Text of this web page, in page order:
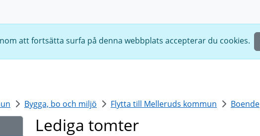
att fortsätta surfa på denna webbplats accepterar du cookies.
Bygga, bo och miljö Flytta till Melleruds kommun Boende
Lediga tomter